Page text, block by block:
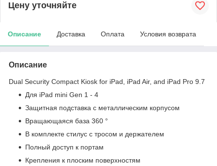
Цену уточняйте
Описание Доставка Оплата Условия возврата
Описание
Dual Security Compact Kiosk for iPad, iPad Air, and iPad Pro 9.7
Для iPad mini Gen 1 - 4
Защитная подставка с металлическим корпусом
Вращающаяся база 360 °
В комплекте стилус с тросом и держателем
Полный доступ к портам
Крепления к плоским поверхностям